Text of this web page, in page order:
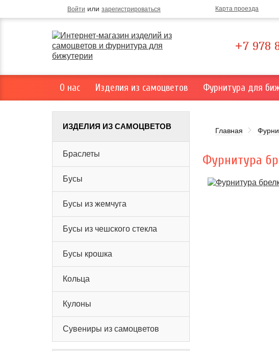
Войти или зарегистрироваться Карта проезда
+7 978
О нас Изделия из самоцветов Фурнитура для
ИЗДЕЛИЯ ИЗ САМОЦВЕТОВ
Браслеты
Бусы
Бусы из жемчуга
Бусы из чешского стекла
Бусы крошка
Кольца
Кулоны
Сувениры из самоцветов
Главная
Фурнитура